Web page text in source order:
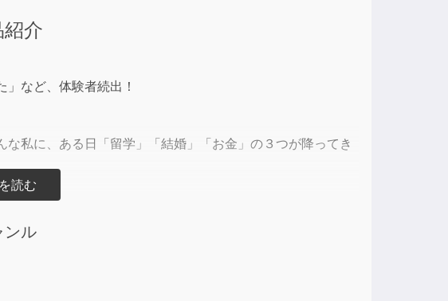
decrease
介
」など、体験者続出！
私に、ある日「留学」「結婚」「お金」の３つが降ってき
う。
叶う！思考は現実になる！」と体感。
葉」が人生に及ぼす影響力を実感する。
ンル